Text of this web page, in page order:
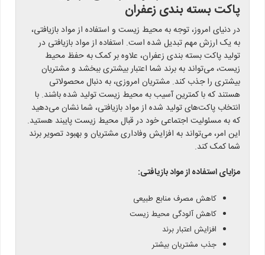
پاکت بسته بندی زعفران
در دنیای امروز، توجه به محیط زیست و استفاده از مواد بازیافتی،
به یک ارزش مهم تبدیل شده است. استفاده از مواد بازیافتی در
تولید پاکت بسته بندی زعفران، علاوه بر کمک به حفظ محیط
زیست، می‌تواند به برند شما اعتبار بیشتری ببخشد و مشتریان
بیشتری را جذب کند. مشتریان امروزی، به دنبال محصولاتی
هستند که با کمترین آسیب به محیط زیست تولید شده باشند. با
انتخاب پاکت‌های تولید شده از مواد بازیافتی، شما نشان می‌دهید
که به مسئولیت اجتماعی خود در قبال محیط زیست پایبند هستید.
این امر، می‌تواند به افزایش وفاداری مشتریان و بهبود تصویر برند
شما کمک کند.
مزایای استفاده از مواد بازیافتی:
کاهش مصرف منابع طبیعی
کاهش آلودگی محیط زیست
افزایش اعتبار برند
جذب مشتریان بیشتر